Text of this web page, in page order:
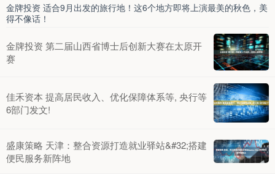
金牌投资 适合9月出发的旅行地！这6个地方即将上演最美的秋色，美
得不像话！
金牌投资 第二届山西省博士后创新大赛在太原开
赛
佳禾资本 提高居民收入、优化保障体系等, 央行等
6部门发文!
盛康策略 天津：整合资源打造就业驿站&#32;搭建
便民服务新阵地